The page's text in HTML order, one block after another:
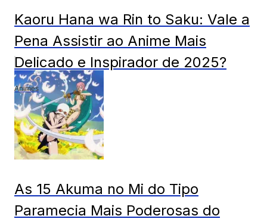
Kaoru Hana wa Rin to Saku: Vale a
Pena Assistir ao Anime Mais
Delicado e Inspirador de 2025?
Animes
As 15 Akuma no Mi do Tipo
Paramecia Mais Poderosas do